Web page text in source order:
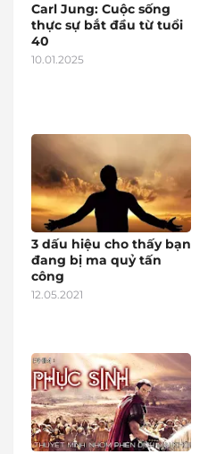
Carl Jung: Cuộc sống
thực sự bắt đầu từ tuổi
40
10.01.2025
3 dấu hiệu cho thấy bạn
đang bị ma quỷ tấn
công
12.05.2021